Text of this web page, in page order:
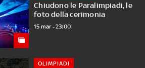
Chiudono le Paralimpiadi, le
foto della cerimonia
15 mar - 23:00
OLIMPIADI